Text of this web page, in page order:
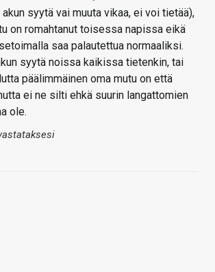
syytä vai muuta vikaa, ei voi tietää),
on romahtanut toisessa napissa eikä
saa palautettua normaaliksi.
syytä noissa kaikissa tietenkin, tai
päälimmäinen oma mutu on että
ei ne silti ehkä suurin langattomien
ole.